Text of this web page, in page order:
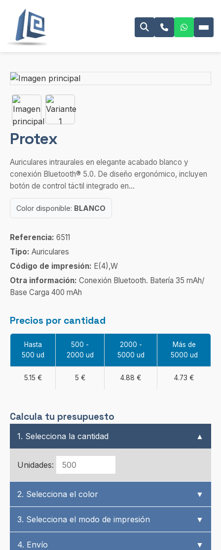
Protex
Auriculares intraurales en elegante acabado blanco y
conexión Bluetooth® 5.0. De diseño ergonómico, incluyen
botón de control táctil integrado en...
Color disponible: BLANCO
Referencia: 6511
Tipo: Auriculares
Código de impresión: E(4),W
Otra información: Conexión Bluetooth. Batería 35 mAh/
Base Carga 400 mAh
Precios por cantidad
Hasta
500 ud
500 -
2000 ud
2000 -
5000 ud
Más de
5000 ud
5.15 € 5 € 4.88 € 4.73 €
Calcula tu presupuesto
1. Selecciona la cantidad ▲
Unidades:
2. Selecciona el color ▼
3. Selecciona el modo de impresión ▼
4. Envío ▼